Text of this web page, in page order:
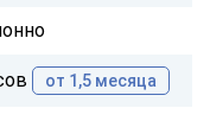
от 1,5 месяца